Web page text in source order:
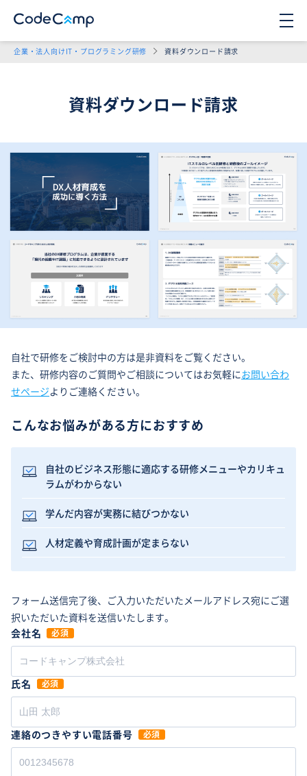
企業・法人向けIT・プログラミング研修 資料ダウンロード請求
資料ダウンロード請求
自社で研修をご検討中の方は是非資料をご覧ください。
また、研修内容のご質問やご相談についてはお気軽にお問い合わ
せページよりご連絡ください。
こんなお悩みがある方におすすめ
自社のビジネス形態に適応する研修メニューやカリキュ
ラムがわからない
学んだ内容が実務に結びつかない
人材定義や育成計画が定まらない
フォーム送信完了後、ご入力いただいたメールアドレス宛にご選
択いただいた資料を送信いたします。
会社名
必須
氏名 必須
連絡のつきやすい電話番号 必須